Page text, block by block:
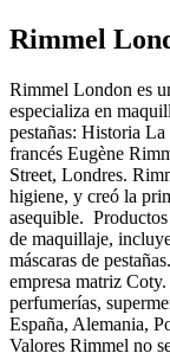
Rimmel
Rimmel London es
especializa en
pestañas: Historia
francés Eugène
Street, Londres.
higiene, y creó la
asequible.
de maquillaje,
máscaras de
empresa matriz
perfumerías,
España, Alemania,
Valores Rimmel no